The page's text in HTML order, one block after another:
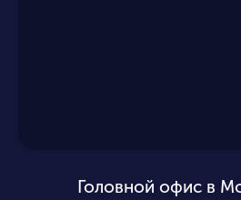
Головной офис в